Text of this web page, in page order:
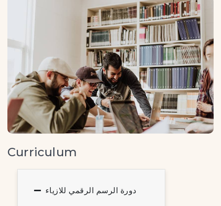
Curriculum
دورة الرسم الرقمي للازياء